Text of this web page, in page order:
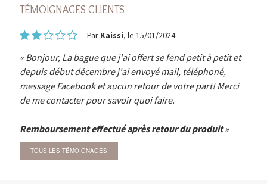
TÉMOIGNAGES CLIENTS
Par Kaissi, le 15/01/2024
Bonjour, La bague que j'ai offert se fend petit à petit et
depuis début décembre j'ai envoyé mail, téléphoné,
message Facebook et aucun retour de votre part! Merci
de me contacter pour savoir quoi faire.
Remboursement effectué après retour du produit
TOUS LES TÉMOIGNAGES